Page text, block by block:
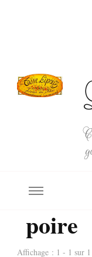
poire
Affichage : 1 - 1 sur